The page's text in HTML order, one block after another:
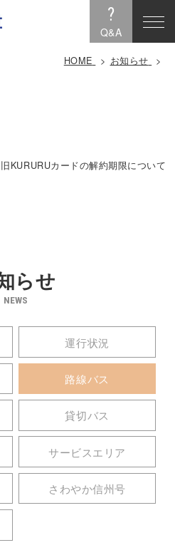
?
Q&A
HOME お知らせ
旧KURURUカードの解約期限について
らせ
NEWS
運行状況
路線バス
貸切バス
サービスエリア
さわやか信州号